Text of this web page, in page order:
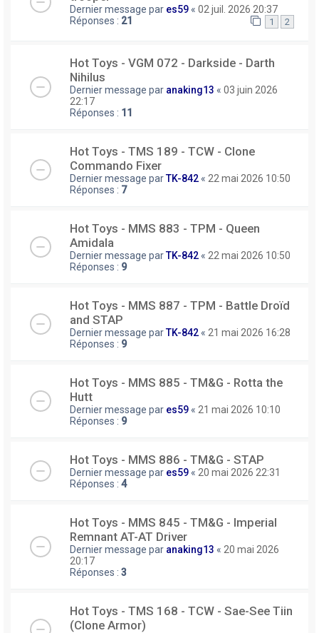
Dernier message par es59 « 02 juil. 2026 20:37
Réponses : 21 1 2
Hot Toys - VGM 072 - Darkside - Darth
Nihilus
Dernier message par anaking13 « 03 juin 2026
22:17
Réponses : 11
Hot Toys - TMS 189 - TCW - Clone
Commando Fixer
Dernier message parTK-842 « 22 mai 2026 10:50
Réponses : 7
Hot Toys - MMS 883 - TPM - Queen
Amidala
Dernier message parTK-842 « 22 mai 2026 10:50
Réponses : 9
Hot Toys - MMS 887 - TPM - Battle Droïd
and STAP
Dernier message parTK-842 « 21 mai 2026 16:28
Réponses : 9
Hot Toys - MMS 885 - TM&G - Rotta the
Hutt
Dernier message par es59 « 21 mai 2026 10:10
Réponses : 9
Hot Toys - MMS 886 - TM&G - STAP
Dernier message par es59 « 20 mai 2026 22:31
Réponses : 4
Hot Toys - MMS 845 - TM&G - Imperial
Remnant AT-AT Driver
Dernier message par anaking13 « 20 mai 2026
20:17
Réponses : 3
Hot Toys - TMS 168 - TCW - Sae-See Tiin
(Clone Armor)